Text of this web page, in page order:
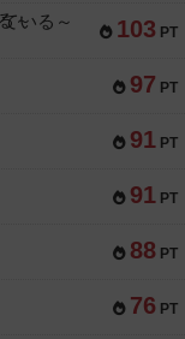
103 PT
いる～
97 PT
91 PT
91 PT
88 PT
76 PT